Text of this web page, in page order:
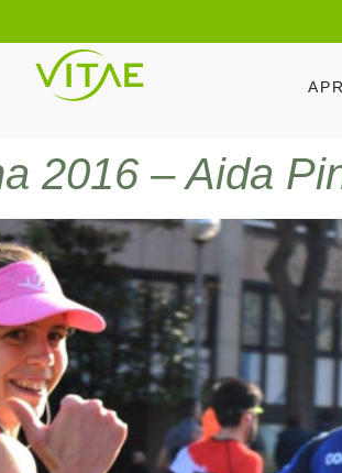
2016 – Aida